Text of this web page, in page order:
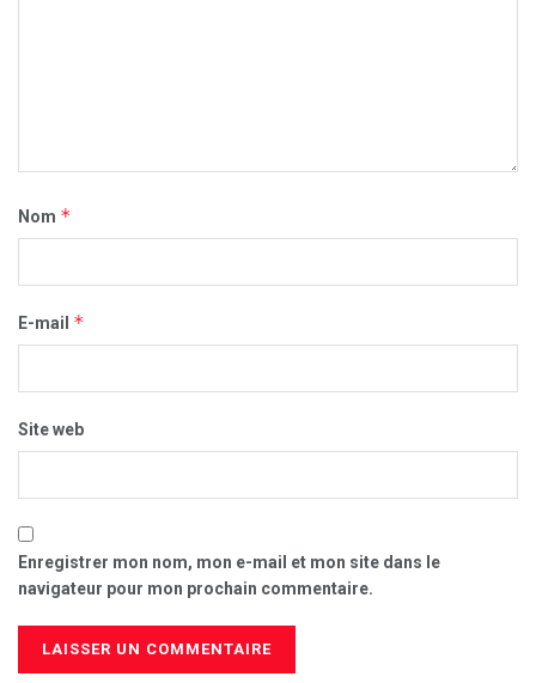
Nom *
E-mail *
Site web
Enregistrer mon nom, mon e-mail et mon site dans le
navigateur pour mon prochain commentaire.